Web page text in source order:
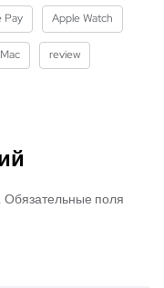
Pay Apple Watch
Mac review
Обязательные поля